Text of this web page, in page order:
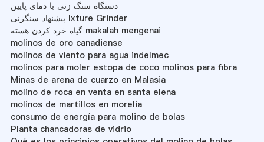
دستگاه سنگ زنی با دمای پایین
پیشنهاد سنگزنی Ixture Grinder
گیاه خرد کردن هسته makalah mengenai
molinos de oro canadiense
molinos de viento para agua indelmec
molinos para moler estopa de coco molinos para fibra
Minas de arena de cuarzo en Malasia
molino de roca en venta en santa elena
molinos de martillos en morelia
consumo de energía para molino de bolas
Planta chancadoras de vidrio